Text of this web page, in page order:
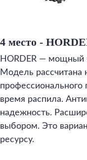
4 место -
HORDER — мощный
Модель
профессионального
время распила.
надежность.
выбором. Это
ресурсу.